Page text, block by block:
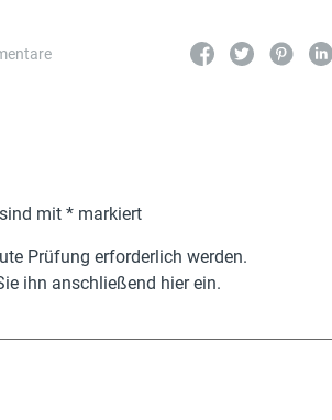
mit * markiert
Prüfung erforderlich werden.
ihn anschließend hier ein.